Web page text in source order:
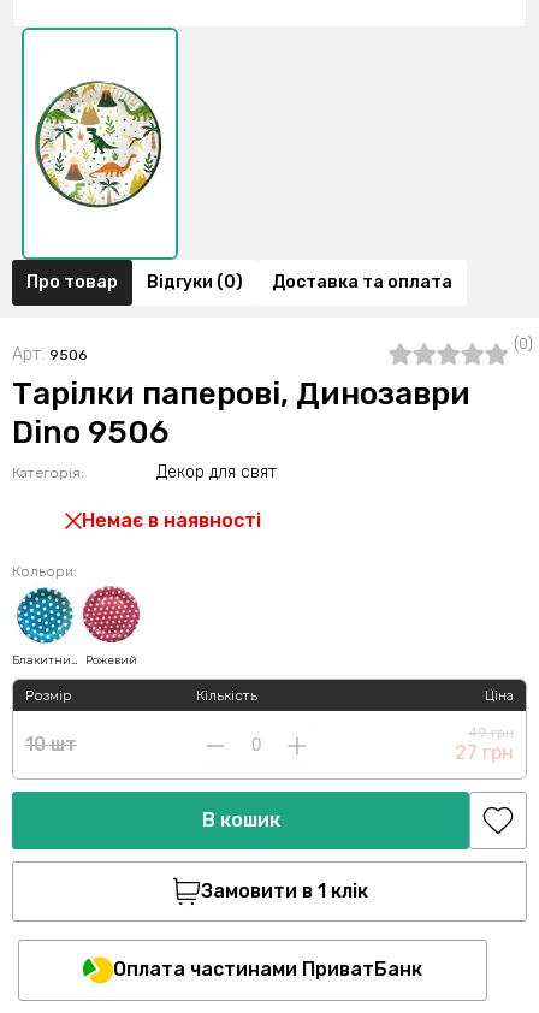
Про товар Відгуки (0) Доставка та оплата
Арт. 9506
(0)
Тарілки паперові, Динозаври
Dino 9506
Категорія: Декор для свят
Немає в наявності
Кольори:
Блакитний Рожевий
Розмір
10 шт
Кількість Ціна
49 грн
27 грн
В кошик
Замовити в 1 клік
Оплата частинами ПриватБанк